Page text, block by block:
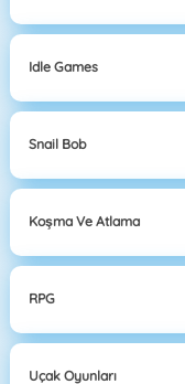
Idle Games
Snail Bob
Koşma Ve Atlama
RPG
Uçak Oyunları